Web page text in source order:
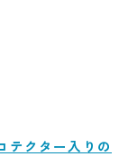
テクター入りの